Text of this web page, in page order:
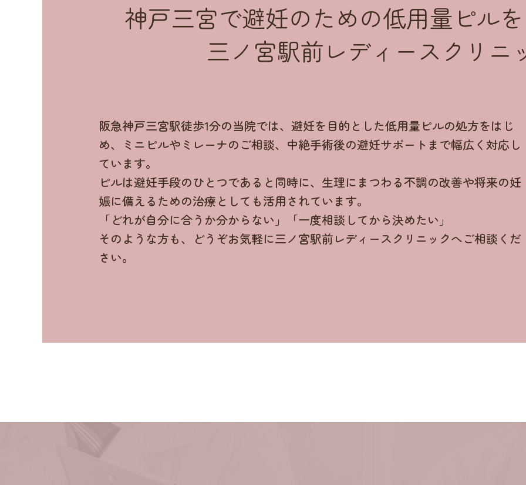
神戸三宮で避妊のための低用量ピル
三ノ宮駅前レディースクリニ
阪急神戸三宮駅徒歩1分の当院では、避妊を目的とした低用量ピルの処方をはじ
め、ミニピルやミレーナのご相談、中絶手術後の避妊サポートまで幅広く対応し
ています。
ピルは避妊手段のひとつであると同時に、生理にまつわる不調の改善や将来の妊
娠に備えるための治療としても活用されています。
「どれが自分に合うか分からない」「一度相談してから決めたい」
そのような方も、どうぞお気軽に三ノ宮駅前レディースクリニックへご相談くだ
さい。